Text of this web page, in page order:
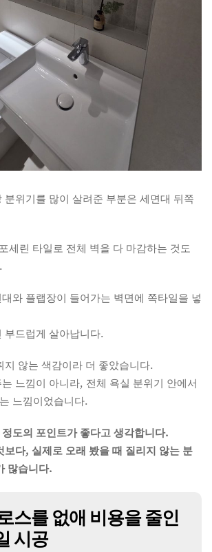
분위기를 많이 살려준 부분은 세면대 뒤쪽
세린 타일로 전체 벽을 다 마감하는 것도
와 플랩장이 들어가는 벽면에 쪽타일을 넣
부드럽게 살아납니다.
지 않는 색감이라 더 좋았습니다.
느낌이 아니라, 전체 욕실 분위기 안에서
느낌이었습니다.
도의 포인트가 좋다고 생각합니다.
보다, 실제로 오래 봤을 때 질리지 않는 분
많습니다.
스를 없애 비용을 줄인
시공